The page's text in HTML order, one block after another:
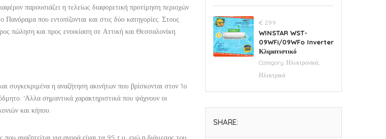
παρουσιάζει η τελείως διαφορετική προτίμηση περιοχών
που εντοπίζονται και στις δύο κατηγορίες. Στους
πώληση και προς ενοικίαση σε Αττική και Θεσσαλονίκη.
συγκεκριμένα η αναζήτηση ακινήτων που βρίσκονται στον 1ο
‘Αλλα σημαντικά χαρακτηριστικά που ψάχνουν οι
και κήπου.
€ 299
WINSTAR WST-
09WFi/09WFo Inverter
Κλιματιστικό
Category: Ηλεκτρονικά,
Ηλεκτρικά
SHARE: